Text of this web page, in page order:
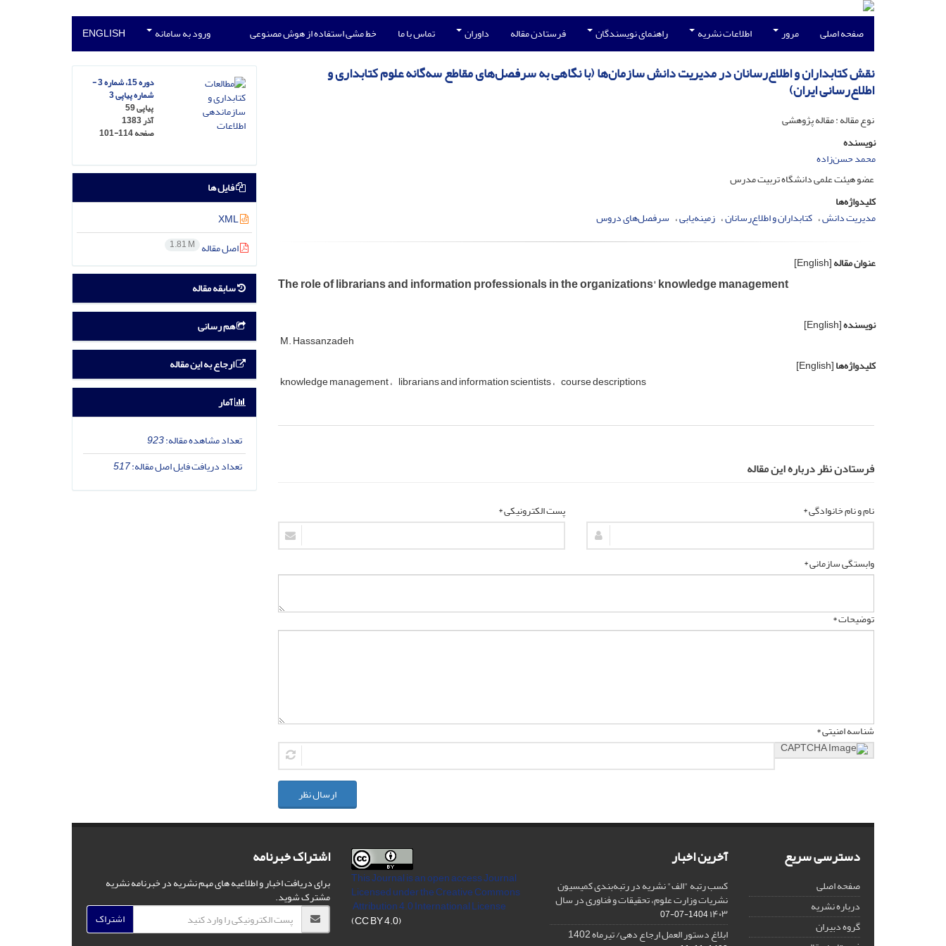
صفحه اصلی مرور اطلاعات نشریه راهنمای نویسندگان فرستادن مقاله داوران تماس با ما خط مشی استفاده از هوش مصنوعی ورود به سامانه ENGLISH
نقش کتابداران و اطلاع‌رسانان در مدیریت دانش سازمان‌ها (با نگاهی به سرفصل‌های مقاطع سه‌گانه علوم کتابداری و
اطلاع‌رسانی ایران)
نوع مقاله : مقاله پژوهشی
نویسنده
محمد حسن‌زاده
عضو هیئت علمی دانشگاه تربیت مدرس
کلیدواژه‌ها
مدیریت دانش کتابداران و اطلاع‌رسانان زمینه‌یابی سرفصل‌های دروس
عنوان مقاله[English]
The role of librarians and information professionals in the organizations' knowledge management
نویسنده[English]
M. Hassanzadeh
کلیدواژه‌ها[English]
knowledge management librarians and information scientists course descriptions
فرستادن نظر درباره این مقاله
نام و نام خانوادگی * پست الکترونیکی *
وابستگی سازمانی *
توضیحات *
شناسه امنیتی *
ارسال نظر
دوره 15، شماره 3 -
شماره پیاپی 3
پیاپی 59
آذر 1383
صفحه101-114
فایل ها
XML
اصل مقاله 1.81 M
سابقه مقاله
هم رسانی
ارجاع به این مقاله
آمار
تعداد مشاهده مقاله:923
تعداد دریافت فایل اصل مقاله:517
دسترسی سریع
صفحه اصلی
درباره نشریه
گروه دبیران
آخرین اخبار
کسب رتبه "الف" نشریه در رتبه‌بندی کمیسیون
نشریات وزارت علوم، تحقیقات و فناوری در سال
۱۴۰۳1404-07-07
ابلاغ دستور العمل ارجاع دهی/ تیرماه 1402
This Journal is an open access Journal
Licensedunder the Creative Commons
Attribution 4.0 International License
(CC BY 4.0)
اشتراک خبرنامه
برای دریافت اخبار و اطلاعیه های مهم نشریه در خبرنامه نشریه
مشترک شوید.
اشتراک